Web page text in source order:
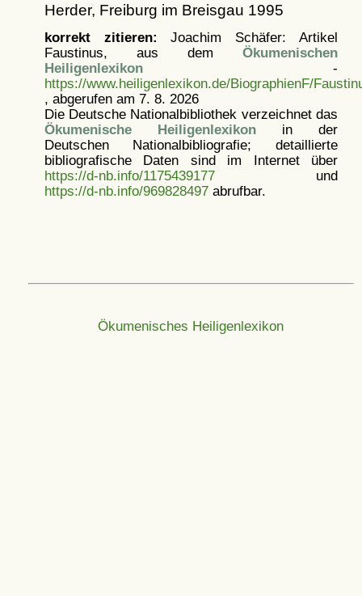
Herder, Freiburg im Breisgau 1995
korrekt zitieren: Joachim Schäfer: Artikel
Faustinus, aus dem Ökumenischen
Heiligenlexikon-
https://www.heiligenlexikon.de/BiographienF/
, abgerufen am 7. 8. 2026
Die Deutsche Nationalbibliothek verzeichnet das
Ökumenische Heiligenlexikonin der
Deutschen Nationalbibliografie; detaillierte
bibliografische Daten sind im Internet über
https://d-nb.info/1175439177und
https://d-nb.info/969828497abrufbar.
Ökumenisches Heiligenlexikon